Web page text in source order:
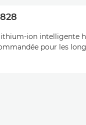
ion intelligente
pour les